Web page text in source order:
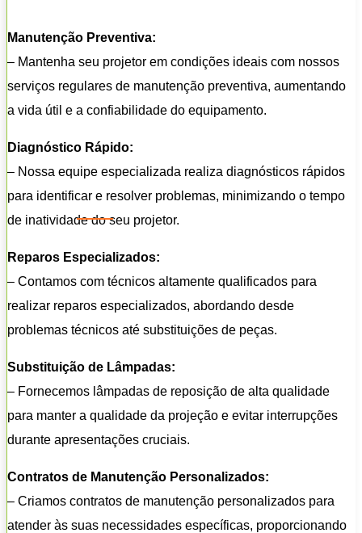
Manutenção Preventiva:
– Mantenha seu projetor em condições ideais com nossos
serviços regulares de manutenção preventiva, aumentando
a vida útil e a confiabilidade do equipamento.
Diagnóstico Rápido:
– Nossa equipe especializada realiza diagnósticos rápidos
para identificar e resolver problemas, minimizando o tempo
de inatividade do seu projetor.
Reparos Especializados:
– Contamos com técnicos altamente qualificados para
realizar reparos especializados, abordando desde
problemas técnicos até substituições de peças.
Substituição de Lâmpadas:
– Fornecemos lâmpadas de reposição de alta qualidade
para manter a qualidade da projeção e evitar interrupções
durante apresentações cruciais.
Contratos de Manutenção Personalizados:
– Criamos contratos de manutenção personalizados para
atender às suas necessidades específicas, proporcionando